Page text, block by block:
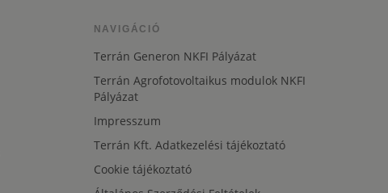
NAVIGÁCIÓ
Terrán Generon NKFI Pályázat
Terrán Agrofotovoltaikus modulok NKFI
Pályázat
Impresszum
Terrán Kft. Adatkezelési tájékoztató
Cookie tájékoztató